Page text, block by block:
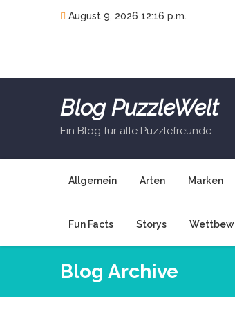
August 9, 2026 12:16 p.m.
Blog PuzzleWelt
Ein Blog für alle Puzzlefreunde
Allgemein Arten Marken
Fun Facts Storys
Blog Archive